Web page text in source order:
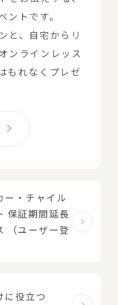
ントです。
と、自宅からリ
ンラインレッス
もれなくプレゼ
ー・チャイル
保証期間延長
（ユーザー登
に役立つ